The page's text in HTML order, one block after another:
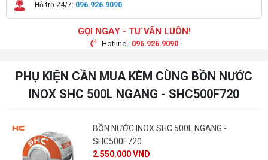
Hỗ trợ 24/7: 096.926.9090
GỌI NGAY - TƯ VẤN LUÔN!
Hotline : 096.926.9090
PHỤ KIỆN CẦN MUA KÈM CÙNG BỒN NƯỚC
INOX SHC 500L NGANG - SHC500F720
BỒN NƯỚC INOX SHC 500L NGANG -
SHC500F720
2.550.000 VND